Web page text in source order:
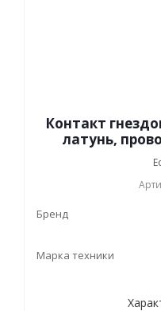
Контакт
латунь,
Бренд
Марка техники